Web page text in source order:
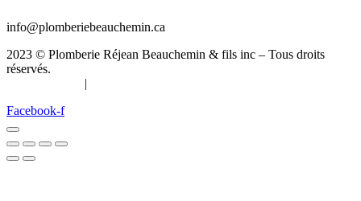
info@plomberiebeauchemin.ca
2023 © Plomberie Réjean Beauchemin & fils inc – Tous droits
réservés.
|
Facebook-f